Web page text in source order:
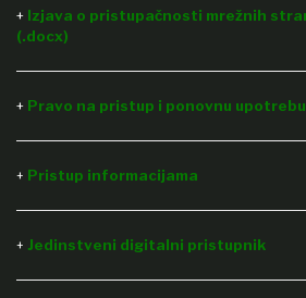
+ Izjava o pristupačnosti mrežnih
(.docx)
+ Pravo na pristup i ponovnu
+ Pristup informacijama
+ Jedinstveni digitalni pristupnik